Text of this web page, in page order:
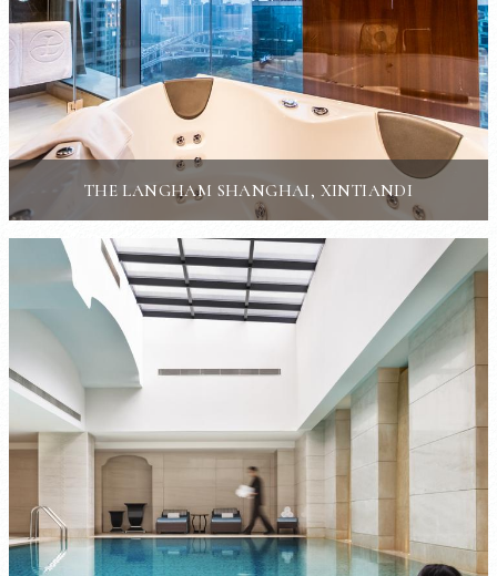
THE LANGHAM SHANGHAI, XINTIANDI